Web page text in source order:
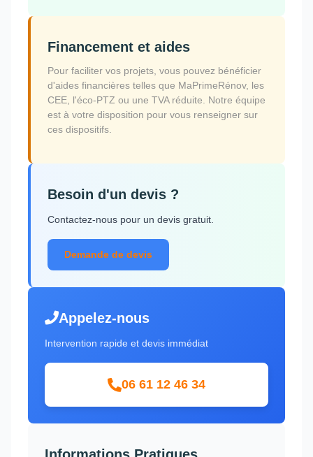
Financement et aides
Pour faciliter vos projets, vous pouvez bénéficier
d'aides financières telles que MaPrimeRénov, les
CEE, l'éco-PTZ ou une TVA réduite. Notre équipe
est à votre disposition pour vous renseigner sur
ces dispositifs.
Besoin d'un devis ?
Contactez-nous pour un devis gratuit.
Demande de devis
Appelez-nous
Intervention rapide et devis immédiat
06 61 12 46 34